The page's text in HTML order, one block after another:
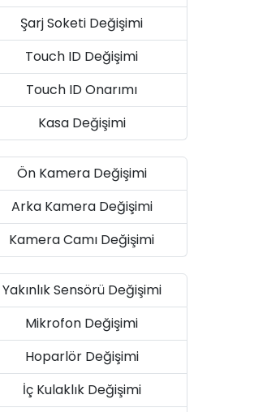
Şarj Soketi Değişimi
Touch ID Değişimi
Touch ID Onarımı
Kasa Değişimi
Ön Kamera Değişimi
Arka Kamera Değişimi
Kamera Camı Değişimi
Yakınlık Sensörü Değişimi
Mikrofon Değişimi
Hoparlör Değişimi
İç Kulaklık Değişimi